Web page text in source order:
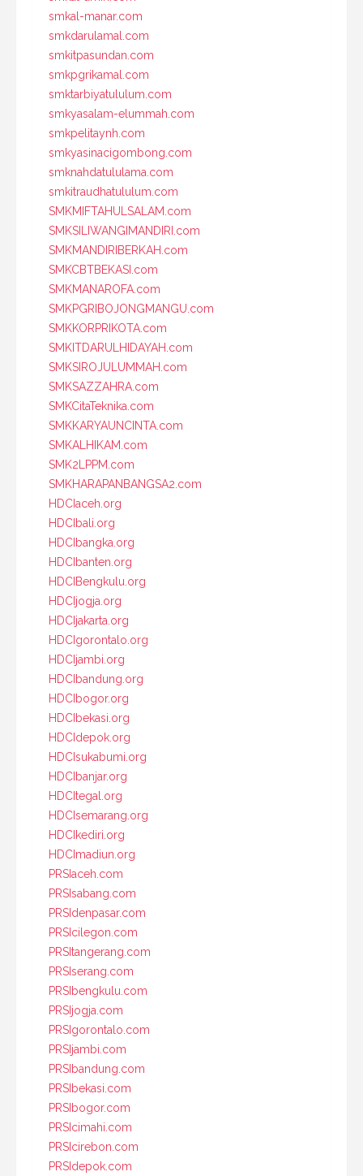
smkal-manar.com
smkdarulamal.com
smkitpasundan.com
smkpgrikamal.com
smktarbiyatululum.com
smkyasalam-elummah.com
smkpelitaynh.com
smkyasinacigombong.com
smknahdatululama.com
smkitraudhatululum.com
SMKMIFTAHULSALAM.com
SMKSILIWANGIMANDIRI.com
SMKMANDIRIBERKAH.com
SMKCBTBEKASI.com
SMKMANAROFA.com
SMKPGRIBOJONGMANGU.com
SMKKORPRIKOTA.com
SMKITDARULHIDAYAH.com
SMKSIROJULUMMAH.com
SMKSAZZAHRA.com
SMKCitaTeknika.com
SMKKARYAUNCINTA.com
SMKALHIKAM.com
SMK2LPPM.com
SMKHARAPANBANGSA2.com
HDCIaceh.org
HDCIbali.org
HDCIbangka.org
HDCIbanten.org
HDCIBengkulu.org
HDCIjogja.org
HDCIjakarta.org
HDCIgorontalo.org
HDCIjambi.org
HDCIbandung.org
HDCIbogor.org
HDCIbekasi.org
HDCIdepok.org
HDCIsukabumi.org
HDCIbanjar.org
HDCItegal.org
HDCIsemarang.org
HDCIkediri.org
HDCImadiun.org
PRSIaceh.com
PRSIsabang.com
PRSIdenpasar.com
PRSIcilegon.com
PRSItangerang.com
PRSIserang.com
PRSIbengkulu.com
PRSIjogja.com
PRSIgorontalo.com
PRSIjambi.com
PRSIbandung.com
PRSIbekasi.com
PRSIbogor.com
PRSIcimahi.com
PRSIcirebon.com
PRSIdepok.com